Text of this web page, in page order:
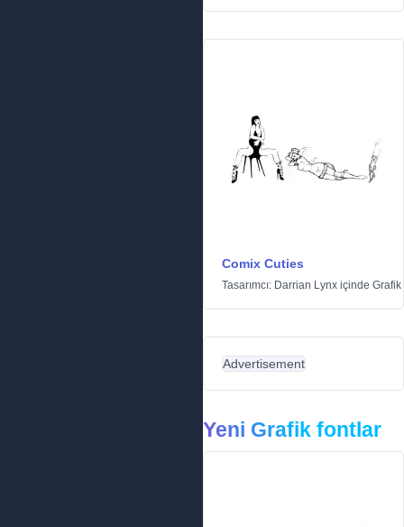
Comix Cuties
Tasarımcı: Darrian Lynx içinde Grafik
Advertisement
Yeni Grafik fontlar